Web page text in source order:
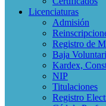
Licenciaturas
Admisión
Registro de
Baja
Kardex,
NIP
Titulaciones
Registro